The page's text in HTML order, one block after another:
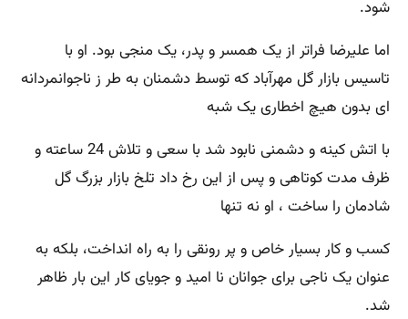
شود.
اما علیرضا فراتر از یک همسر و پدر، یک منجی بود. او با
تاسیس بازار گل مهرآباد که توسط دشمنان به طر ز ناجوانمردانه
ای بدون هیچ اخطاری یک شبه
با اتش کینه و دشمنی نابود شد با سعی و تلاش 24 ساعته و
ظرف مدت کوتاهی و پس از این رخ داد تلخ بازار بزرگ گل
شادمان را ساخت ، او نه تنها
کسب و کار بسیار خاص و پر رونقی را به راه انداخت، بلکه به
عنوان یک ناجی برای جوانان نا امید و جویای کار این بار ظاهر
شد.